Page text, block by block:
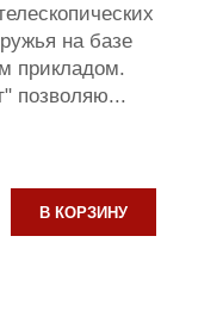
на базе
прикладом.
позволяю...
В КОРЗИНУ